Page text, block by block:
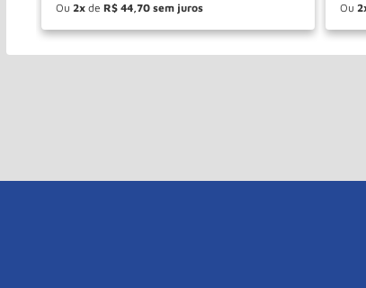
Ou 2 de R$ 44,70
＋
－ COMPRAR
Ou 2
－